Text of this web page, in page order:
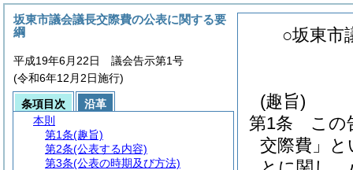
○坂東市
(趣旨)
第1条
この
交際費」と
坂東市議会議長交際費の公表に関する要
綱
平成19年6月22日 議会告示第1号
(令和6年12月2日施行)
条項目次
沿革
本則
第1条(趣旨)
第2条(公表する内容)
第3条(公表の時期及び方法)